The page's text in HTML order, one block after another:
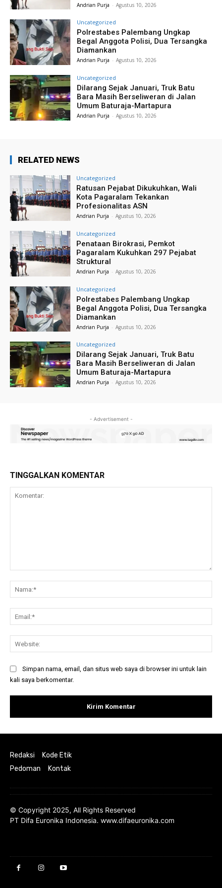
Andrian Purja - Agustus 10, 2026
Uncategorized
Polrestabes Palembang Ungkap
Begal Anggota Polisi, Dua Tersangka
Diamankan
Andrian Purja - Agustus 10, 2026
Uncategorized
Dilarang Sejak Januari, Truk Batu
Bara Masih Berseliweran di Jalan
Umum Baturaja-Martapura
Andrian Purja - Agustus 10, 2026
RELATED NEWS
Uncategorized
Ratusan Pejabat Dikukuhkan, Wali
Kota Pagaralam Tekankan
Profesionalitas ASN
Andrian Purja - Agustus 10, 2026
Uncategorized
Penataan Birokrasi, Pemkot
Pagaralam Kukuhkan 297 Pejabat
Struktural
Andrian Purja - Agustus 10, 2026
Uncategorized
Polrestabes Palembang Ungkap
Begal Anggota Polisi, Dua Tersangka
Diamankan
Andrian Purja - Agustus 10, 2026
Uncategorized
Dilarang Sejak Januari, Truk Batu
Bara Masih Berseliweran di Jalan
Umum Baturaja-Martapura
Andrian Purja - Agustus 10, 2026
- Advertisement -
TINGGALKAN KOMENTAR
Simpan nama, email, dan situs web saya di browser ini untuk lain
kali saya berkomentar.
Redaksi
Kode Etik
Pedoman
Kontak
© Copyright 2025, All Rights Reserved
PT Difa Euronika Indonesia. www.difaeuronika.com